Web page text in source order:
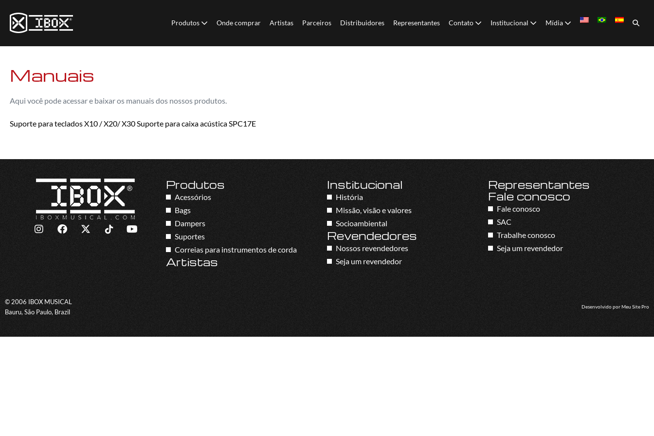
Produtos Onde comprar Artistas Parceiros Distribuidores Representantes Contato Institucional Mídia
Manuais
Aqui você pode acessar e baixar os manuais dos nossos produtos.
Suporte para teclados X10 / X20/ X30Suporte para caixa acústica SPC17E
Produtos
Acessórios
Bags
Dampers
Suportes
Correias para instrumentos de corda
Artistas
Institucional
História
Missão, visão e valores
Socioambiental
Revendedores
Nossos revendedores
Seja um revendedor
Representantes
Fale conosco
Fale conosco
SAC
Trabalhe conosco
Seja um revendedor
© 2006 IBOX MUSICAL
Bauru, São Paulo, Brazil
Desenvolvido porMeu Site Pro